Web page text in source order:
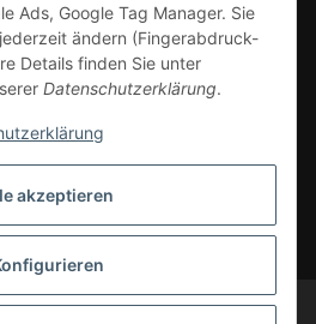
akzeptieren
Ads, Google Tag Manager. Sie
ändern (Fingerabdruck-
Details finden Sie unter
Datenschutzerklärung.
zzgl.Versand
Spedition). Artikel mit 0% MwSt. (gem. §
Änderungen und Irrtümer vorbehalten.